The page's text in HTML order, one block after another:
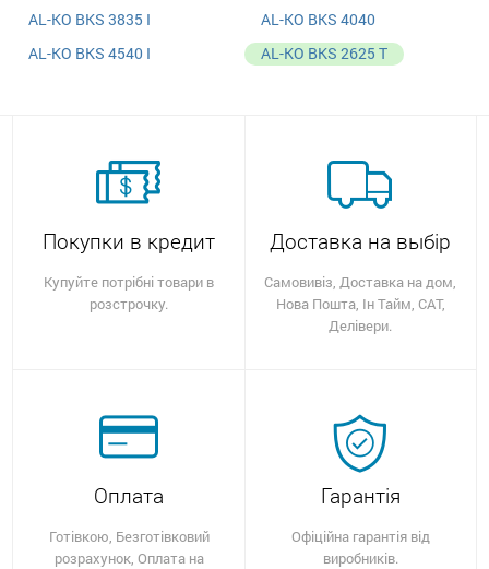
AL-KO BKS 3835 I
AL-KO BKS 4040
AL-KO BKS 4540 I
AL-KO BKS 2625 T
Покупки в кредит
Купуйте потрібні товари в
розстрочку.
Доставка на выбір
Самовивіз, Доставка на дом,
Нова Пошта, Ін Тайм, САТ,
Делівери.
Оплата
Готівкою, Безготівковий
розрахунок, Оплата на
Гарантія
Офіційна гарантія від
виробників.